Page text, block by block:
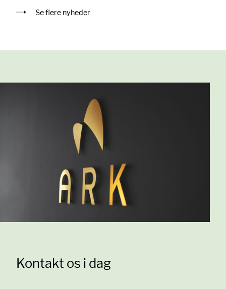
Se flere nyheder
Kontakt os i dag